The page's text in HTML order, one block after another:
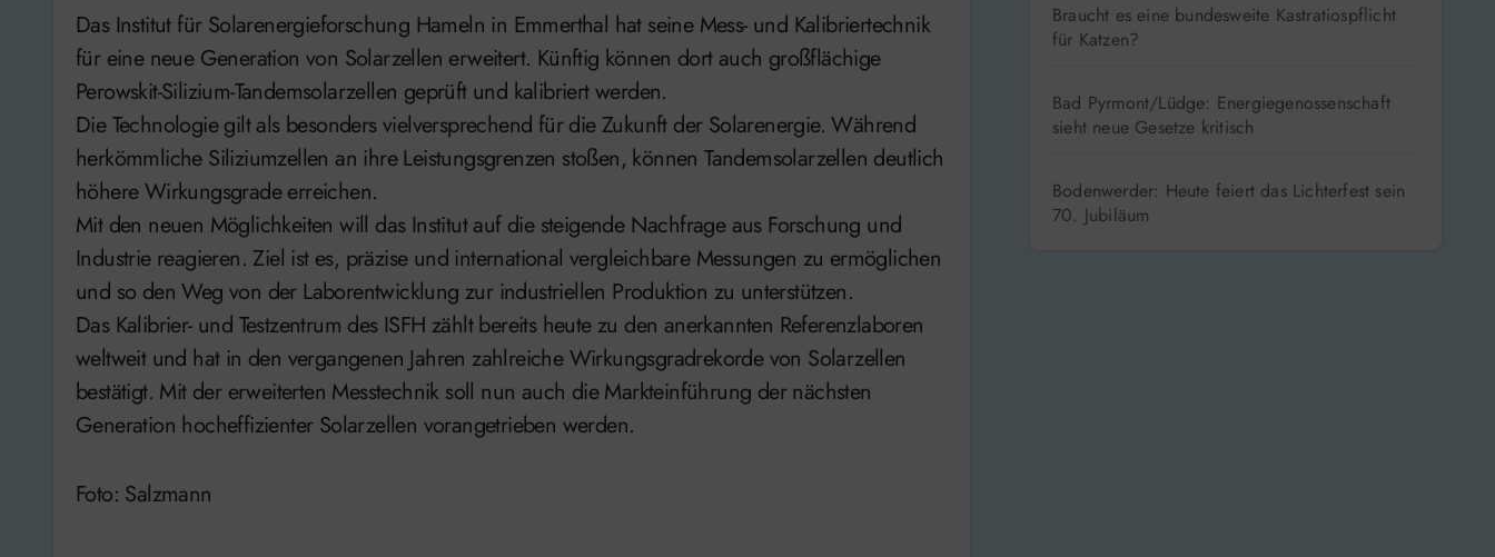
Das Institut für Solarenergieforschung Hameln in Emmerthal hat seine Mess- und Kalibriertechnik
für eine neue Generation von Solarzellen erweitert. Künftig können dort auch großflächige
Perowskit-Silizium-Tandemsolarzellen geprüft und kalibriert werden.
Die Technologie gilt als besonders vielversprechend für die Zukunft der Solarenergie. Während
herkömmliche Siliziumzellen an ihre Leistungsgrenzen stoßen, können Tandemsolarzellen deutlich
höhere Wirkungsgrade erreichen.
Mit den neuen Möglichkeiten will das Institut auf die steigende Nachfrage aus Forschung und
Industrie reagieren. Ziel ist es, präzise und international vergleichbare Messungen zu ermöglichen
und so den Weg von der Laborentwicklung zur industriellen Produktion zu unterstützen.
Das Kalibrier- und Testzentrum des ISFH zählt bereits heute zu den anerkannten Referenzlaboren
weltweit und hat in den vergangenen Jahren zahlreiche Wirkungsgradrekorde von Solarzellen
bestätigt. Mit der erweiterten Messtechnik soll nun auch die Markteinführung der nächsten
Generation hocheffizienter Solarzellen vorangetrieben werden.
Foto: Salzmann
Braucht es eine bundesweite Kastratiospflicht
für Katzen?
Bad Pyrmont/Lüdge: Energiegenossenschaft
sieht neue Gesetze kritisch
Bodenwerder: Heute feiert das Lichterfest sein
70. Jubiläum